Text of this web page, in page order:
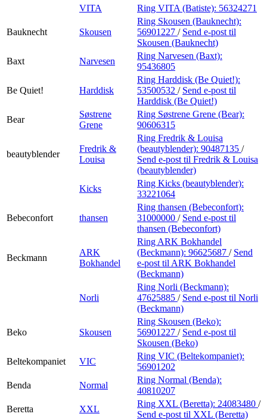
VITA
Ring VITA (Batiste): 56324271
Bauknecht Skousen
Ring Skousen (Bauknecht):
56901227 / Send e-post til
Skousen (Bauknecht)
Baxt
Narvesen
Ring Narvesen (Baxt):
95436805
Be Quiet! Harddisk
Ring Harddisk (Be Quiet!):
53500532 / Send e-post til
Harddisk (Be Quiet!)
Bear
Søstrene
Grene
Ring Søstrene Grene (Bear):
90606315
beautyblender
Fredrik &
Louisa
Ring Fredrik & Louisa
(beautyblender): 90487135 /
Send e-post til Fredrik & Louisa
(beautyblender)
Kicks
Ring Kicks (beautyblender):
33221064
Bebeconfort thansen
Ring thansen (Bebeconfort):
31000000 / Send e-post til
thansen (Bebeconfort)
Beckmann
ARK
Bokhandel
Ring ARK Bokhandel
(Beckmann): 96625687 / Send
e-post til ARK Bokhandel
(Beckmann)
Norli
Ring Norli (Beckmann):
47625885 / Send e-post til Norli
(Beckmann)
Beko Skousen
Ring Skousen (Beko):
56901227 / Send e-post til
Skousen (Beko)
Beltekompaniet
VIC
Ring VIC (Beltekompaniet):
56901202
Benda
Normal
Ring Normal (Benda):
40810207
Beretta
XXL
Ring XXL (Beretta): 24083480 /
Send e-post til XXL (Beretta)